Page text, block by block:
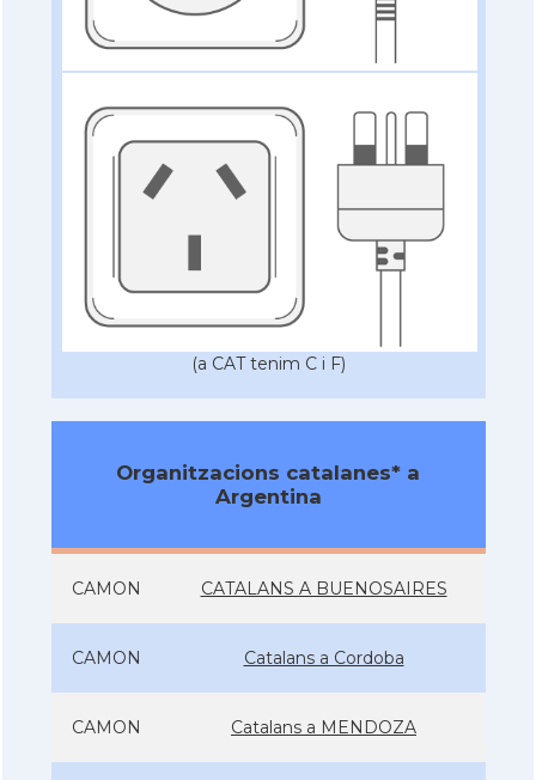
(a CAT tenim C i F)
Organitzacions catalanes* a
Argentina
CAMON CATALANS A BUENOSAIRES
CAMON Catalans a Cordoba
CAMON Catalans a MENDOZA